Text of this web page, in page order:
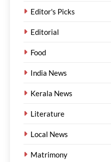
Editor's Picks
Editorial
Food
India News
Kerala News
Literature
Local News
Matrimony